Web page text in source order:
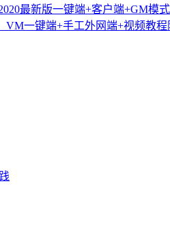
最新版一键端+客户端+GM模
VM一键端+手工外网端+视频教